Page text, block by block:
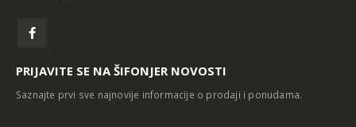
PRIJAVITE SE NA ŠIFONJER NOVOSTI
Saznajte prvi sve najnovije informacije o prodaji i ponudama.